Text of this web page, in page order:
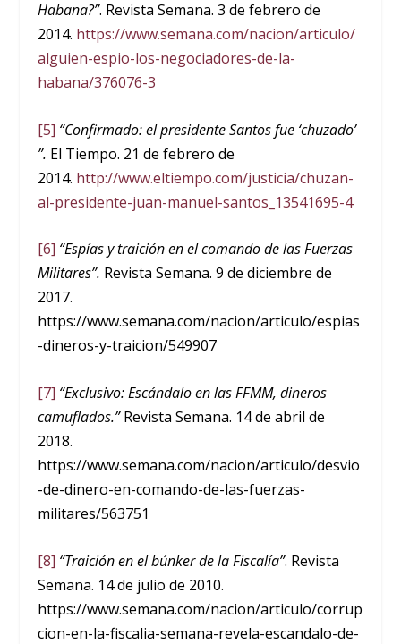
Habana?”. Revista Semana. 3 de febrero de
2014. https://www.semana.com/nacion/articulo/
alguien-espio-los-negociadores-de-la-
habana/376076-3
[5] “Confirmado: el presidente Santos fue ‘chuzado’
”. El Tiempo. 21 de febrero de
2014. http://www.eltiempo.com/justicia/chuzan-
al-presidente-juan-manuel-santos_13541695-4
[6] “Espías y traición en el comando de las Fuerzas
Militares”. Revista Semana. 9 de diciembre de
2017.
https://www.semana.com/nacion/articulo/espias
-dineros-y-traicion/549907
[7] “Exclusivo: Escándalo en las FFMM, dineros
camuflados.”Revista Semana. 14 de abril de
2018.
https://www.semana.com/nacion/articulo/desvio
-de-dinero-en-comando-de-las-fuerzas-
militares/563751
[8] “Traición en el búnker de la Fiscalía”. Revista
Semana. 14 de julio de 2010.
https://www.semana.com/nacion/articulo/corrup
cion-en-la-fiscalia-semana-revela-escandalo-de-